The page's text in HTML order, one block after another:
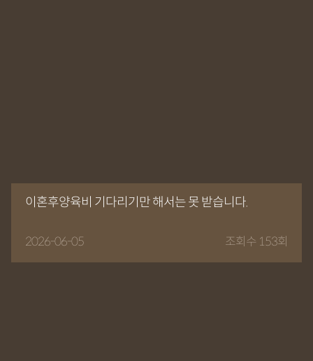
이혼후양육비 기다리기만 해서는 못 받습니다.
2026-06-05 조회수 153회